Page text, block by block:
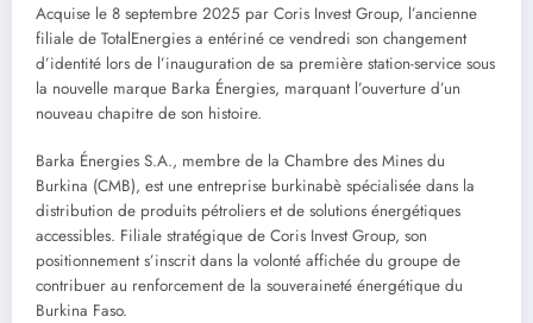
Acquise le 8 septembre 2025 par Coris Invest Group, l’ancienne
filiale de TotalEnergies a entériné ce vendredi son changement
d’identité lors de l’inauguration de sa première station-service sous
la nouvelle marque Barka Énergies, marquant l’ouverture d’un
nouveau chapitre de son histoire.
Barka Énergies S.A., membre de la Chambre des Mines du
Burkina (CMB), est une entreprise burkinabè spécialisée dans la
distribution de produits pétroliers et de solutions énergétiques
accessibles. Filiale stratégique de Coris Invest Group, son
positionnement s’inscrit dans la volonté affichée du groupe de
contribuer au renforcement de la souveraineté énergétique du
Burkina Faso.